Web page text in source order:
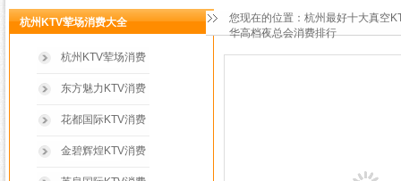
杭州KTV荤场消费大全
杭州KTV荤场消费
东方魅力KTV消费
花都国际KTV消费
金碧辉煌KTV消费
您现在的位置： 杭州最好十大真空
华高档夜总会消费排行